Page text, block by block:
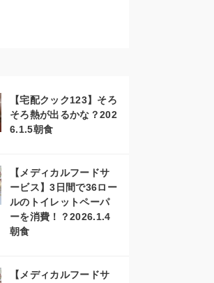
【宅配クック123】そろ
そろ熱が出るかな？202
6.1.5朝食
【メディカルフードサ
ービス】3日間で36ロー
ルのトイレットペーパ
ーを消費！？2026.1.4
朝食
【メディカルフードサ